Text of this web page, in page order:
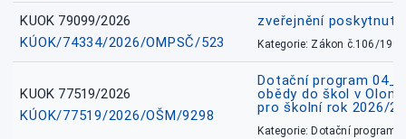
KUOK 79099/2026
KÚOK/74334/2026/OMPSČ/523
zveřejnění
Kategorie: Zákon č.106/1999
KUOK 77519/2026
KÚOK/77519/2026/OŠM/9298
Dotační program
obědy do škol v
pro školní rok 2026/
Kategorie: Dotační